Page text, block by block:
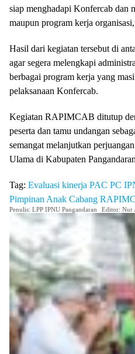
siap menghadapi Konfercab dan
maupun program kerja
Hasil dari kegiatan tersebut di
agar segera melengkapi
berbagai program kerja yang
pelaksanaan Konfercab.
Kegiatan RAPIMCAB ditutup
peserta dan tamu undangan
semangat melanjutkan
Ulama di Kabupaten
Tag: Evaluasi kinerja PAC PC
Pimpinan Anak Cabang
Penulis: LPP IPNU Pangandaran Editor: Nur